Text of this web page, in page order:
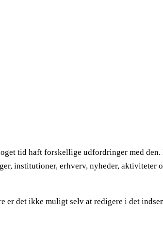
tid haft forskellige udfordringer med
institutioner, erhverv, nyheder, aktiviteter
er det ikke muligt selv at redigere i det